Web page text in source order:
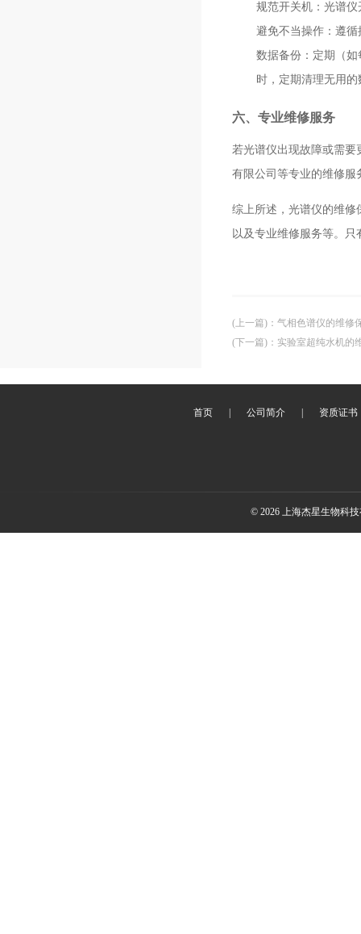
规范开关机 ：光谱
避免不当操作 ：遵
数据备份 ：定期（
时，定期清理无用
六、专业维修服务
若光谱仪出现故障或需要
有限公司等专业的维修服
综上所述，光谱仪的维修
以及专业维修服务等。
(上一篇) ： 气相色谱仪的维修
(下一篇) ： 实验室超纯水机的
首页 公司简介 资质证书
© 2026 上海杰星生物科